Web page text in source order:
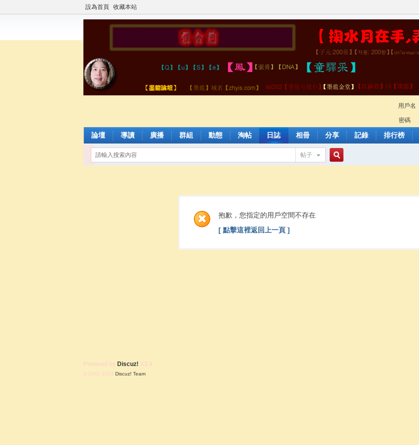
設為首頁 收藏本站
用戶名
密碼
論壇 導讀 廣播 群組 動態 淘帖 日誌 相冊 分享 記錄 排行榜
帖子
抱歉，您指定的用戶空間不存在
[ 點擊這裡返回上一頁 ]
Powered by Discuz! X3.4
© 2001-2023 Discuz! Team